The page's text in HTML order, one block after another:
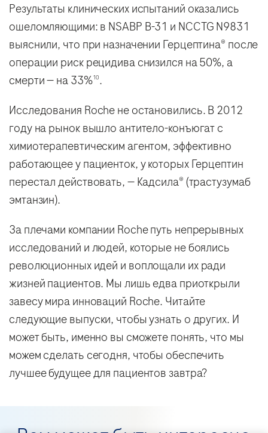
Результаты клинических испытаний оказались
ошеломляющими: в NSABP B-31 и NCCTG N9831
выяснили, что при назначении Герцептина® после
операции риск рецидива снизился на 50%, а
смерти — на 33%10.
Исследования Roche не остановились. В 2012
году на рынок вышло антитело-конъюгат с
химиотерапевтическим агентом, эффективно
работающее у пациенток, у которых Герцептин
перестал действовать, — Кадсила® (трастузумаб
эмтанзин).
За плечами компании Roche путь непрерывных
исследований и людей, которые не боялись
революционных идей и воплощали их ради
жизней пациентов. Мы лишь едва приоткрыли
завесу мира инноваций Roche. Читайте
следующие выпуски, чтобы узнать о других. И
может быть, именно вы сможете понять, что мы
можем сделать сегодня, чтобы обеспечить
лучшее будущее для пациентов завтра?